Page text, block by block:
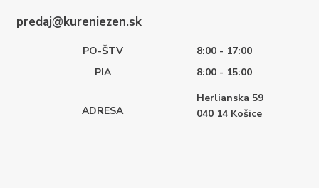
predaj@kureniezen.sk
PO-ŠTV
8:00 - 17:00
PIA
8:00 - 15:00
ADRESA
Herlianska 59
040 14 Košice